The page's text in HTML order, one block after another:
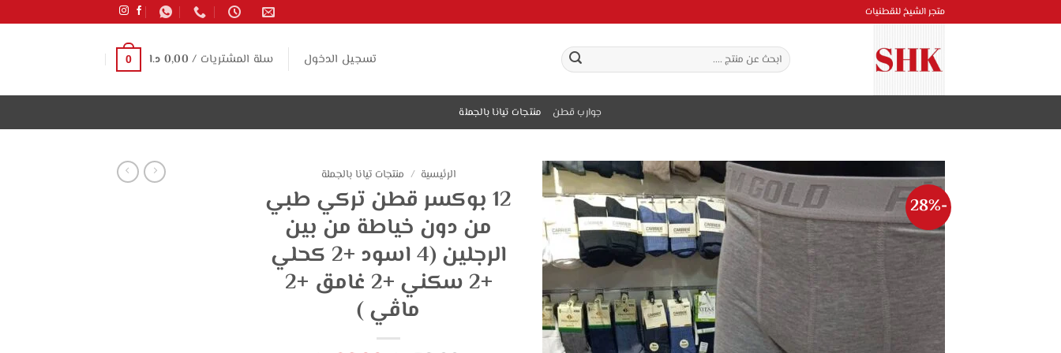
للمحتوى
متجر الشيخ للقطنيات
البحث
عن:
تسجيل الدخول سلة المشتريات / 0,00 د.ا 0
جوارب قطن منتجات تيانا بالجملة
-28%
الرئيسية / منتجات تيانا بالجملة
12 بوكسر قطن تركي طبي
من دون خياطة من بين
الرجلين (4 اسود +2 كحلي
+2 سكني +2 غامق +2
ماڤي )